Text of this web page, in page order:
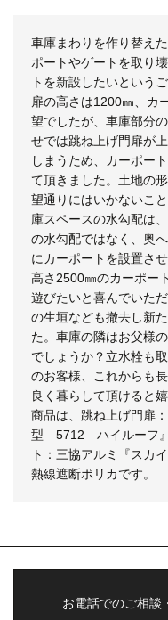
車庫まわりを作り替え
ポートやゲートを取り
トを新設したいという
扉の高さは1200㎜、カ
望でしたが、車庫部分
せでは跳ね上げ門扉が
しまうため、カーポー
て頂きました。土地の
望通りにはいかないこ
庫スペースの水勾配は
の水勾配ではなく、奥
にカーポートを設置さ
高さ2500㎜のカーポー
遊びたいと喜んでいた
の生垣なども撤去し新
た。車庫の隣はお父様
でしょうか？立水栓も
のお客様、これからも
良く暮らして頂けると嬉
商品は、跳ね上げ門扉
型 5712 ハイルーフ
ト：三協アルミ『ス
熱線遮断ポリカです。
お電話でのご相談